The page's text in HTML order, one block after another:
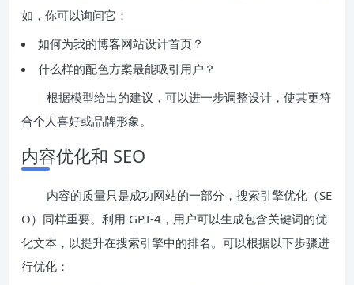
如，你可以询问它：
如何为我的博客网站设计首页？
什么样的配色方案最能吸引用户？
根据模型给出的建议，可以进一步调整设计，使其更符
合个人喜好或品牌形象。
内容优化和 SEO
内容的质量只是成功网站的一部分，搜索引擎优化（SE
O）同样重要。利用 GPT-4，用户可以生成包含关键词的优
化文本，以提升在搜索引擎中的排名。可以根据以下步骤进
行优化：